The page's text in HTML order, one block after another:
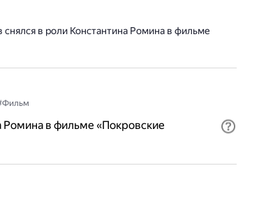
снялся в роли Константина Ромина в фильме
Ромина в фильме «Покровские